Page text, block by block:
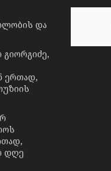
და
ერთად,
დღე